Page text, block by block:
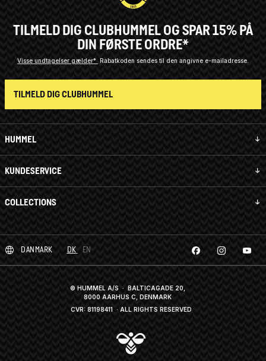
HUMMEL
KUNDESERVICE
COLLECTIONS
TILMELD DIG CLUBHUMMEL OG SPAR 15% PÅ
DIN FØRSTE ORDRE*
Visse undtagelser gælder* Rabatkoden sendes til den angivne e-mailadresse.
TILMELD DIG CLUBHUMMEL
DANMARK DK EN
© HUMMEL A/S · BALTICAGADE 20,
8000 AARHUS C, DENMARK
CVR: 81198411· ALL RIGHTS RESERVED